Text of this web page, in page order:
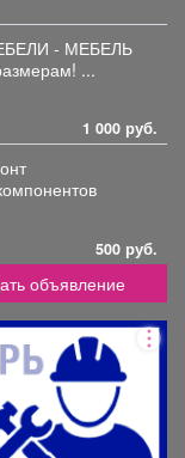
- МЕБЕЛЬ
...
1 000 руб.
500 руб.
объявление